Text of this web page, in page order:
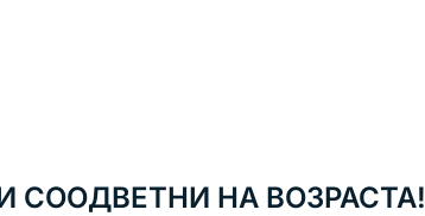
СООДВЕТНИ НА ВОЗРАСТА!